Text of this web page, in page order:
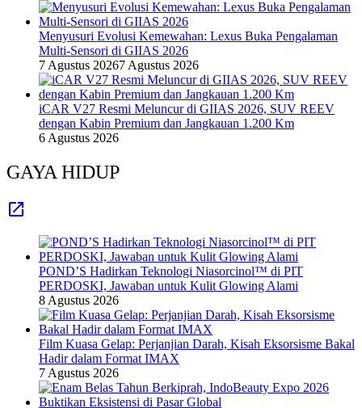
Menyusuri Evolusi Kemewahan: Lexus Buka Pengalaman
Multi-Sensori di GIIAS 2026
7 Agustus 20267 Agustus 2026
iCAR V27 Resmi Meluncur di GIIAS 2026, SUV REEV
dengan Kabin Premium dan Jangkauan 1.200 Km
6 Agustus 2026
GAYA HIDUP
POND’S Hadirkan Teknologi Niasorcinol™ di PIT
PERDOSKI, Jawaban untuk Kulit Glowing Alami
8 Agustus 2026
Film Kuasa Gelap: Perjanjian Darah, Kisah Eksorsisme Bakal
Hadir dalam Format IMAX
7 Agustus 2026